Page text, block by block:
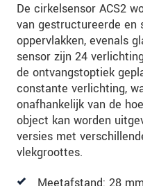
De cirkelsensor ACS2
van gestructureerde en
oppervlakken, evenals
sensor zijn 24
de ontvangstoptiek
constante verlichting,
onafhankelijk van de
object kan worden
versies met
vlekgroottes.